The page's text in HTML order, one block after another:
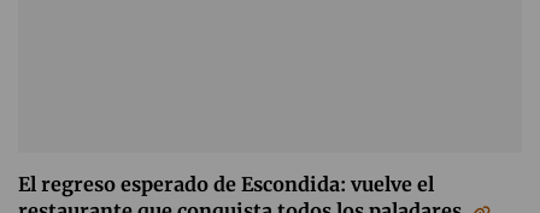
El regreso esperado de Escondida: vuelve el